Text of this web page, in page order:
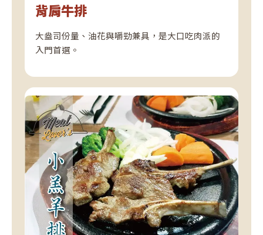
背肩牛排
大盎司份量、油花與嚼勁兼具，是大口吃肉派的
入門首選。